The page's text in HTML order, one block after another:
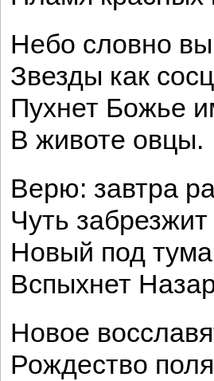
Небо словно
Звезды как
Пухнет Божье
В животе овцы.
Верю: завтра
Чуть забрезжит
Новый под
Вспыхнет
Новое
Рождество